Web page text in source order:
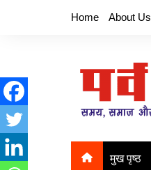
Home About Us
मुख पृष्ठ